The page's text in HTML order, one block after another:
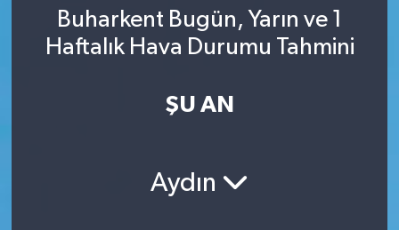
Buharkent Bugün, Yarın ve 1
Haftalık Hava Durumu Tahmini
ŞU AN
Aydın
Son Dakika Haberleri